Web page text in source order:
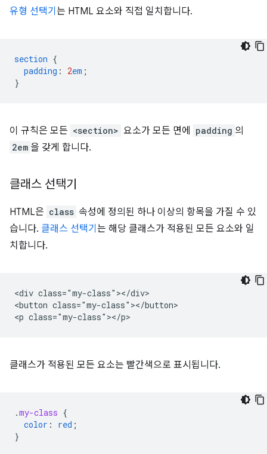
유형 선택기 는 HTML 요소와 직접 일치합니다.
section {
padding : 2em ;
}
이 규칙은 모든 <section> 요소가 모든 면에 padding 의
2em 을 갖게 합니다.
클래스 선택기
HTML은 class 속성에 정의된 하나 이상의 항목을 가질 수 있
습니다. 클래스 선택기 는 해당 클래스가 적용된 모든 요소와 일
치합니다.
<div class="my-class"></div>
<button class="my-class"></button>
클래스가 적용된 모든 요소는 빨간색으로 표시됩니다.
.my-class {
color : red ;
}